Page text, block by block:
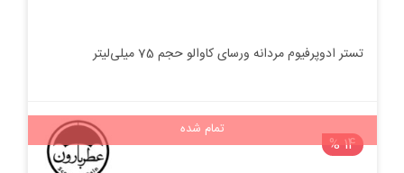
تستر ادوپرفیوم مردانه ورسای کاوالو حجم 75 میلی‌لیتر
14 %
تمام شده